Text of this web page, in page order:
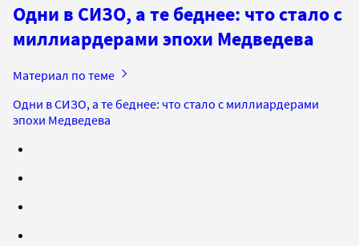
Одни в СИЗО, а те беднее: что стало с
миллиардерами эпохи Медведева
Материал по теме
Одни в СИЗО, а те беднее: что стало с миллиардерами
эпохи Медведева